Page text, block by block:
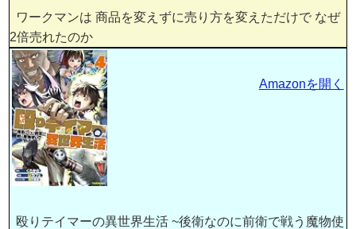
ワークマンは 商品を変えずに売り方を変えただけで なぜ
2倍売れたのか
殴りテイマーの異世界生活 ~後衛なのに前衛で戦う魔物使
Amazonを開く